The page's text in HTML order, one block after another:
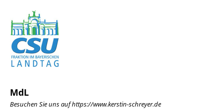
MdL
Besuchen Sie uns auf https://www.kerstin-schreyer.de